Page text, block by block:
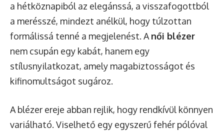
a hétköznapiból az elegánssá, a visszafogottból
a merésszé, mindezt anélkül, hogy túlzottan
formálissá tenné a megjelenést. A női blézer
nem csupán egy kabát, hanem egy
stílusnyilatkozat, amely magabiztosságot és
kifinomultságot sugároz.
A blézer ereje abban rejlik, hogy rendkívül könnyen
variálható. Viselhető egy egyszerű fehér pólóval